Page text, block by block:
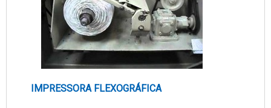
IMPRESSORA FLEXOGRÁFICA